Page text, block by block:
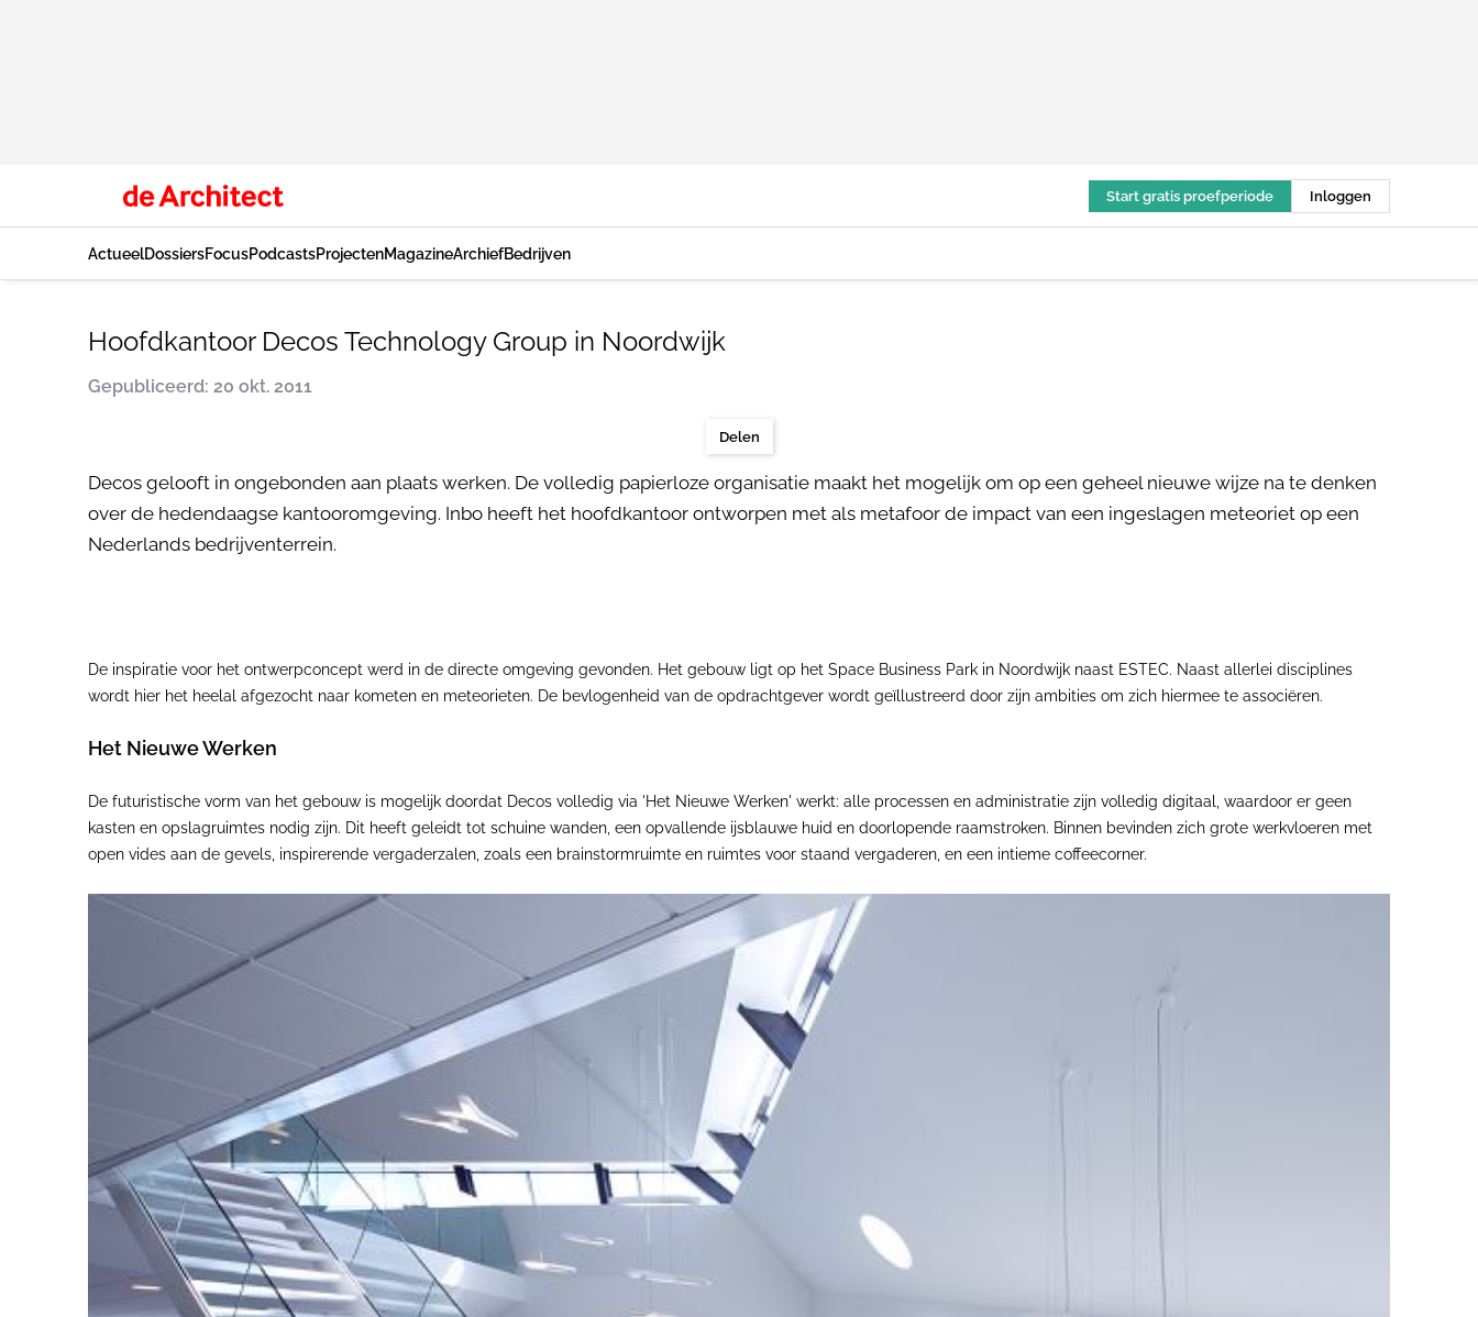
Start gratis proefperiode Inloggen
ActueelDossiersFocusPodcastsProjectenMagazineArchiefBedrijven
Hoofdkantoor Decos Technology Group in Noordwijk
Gepubliceerd: 20 okt. 2011
Delen
Decos gelooft in ongebonden aan plaats werken. De volledig papierloze organisatie maakt het mogelijk om op een geheel nieuwe wijze na te denken
over de hedendaagse kantooromgeving. Inbo heeft het hoofdkantoor ontworpen met als metafoor de impact van een ingeslagen meteoriet op een
Nederlands bedrijventerrein.
De inspiratie voor het ontwerpconcept werd in de directe omgeving gevonden. Het gebouw ligt op het Space Business Park in Noordwijk naast ESTEC. Naast allerlei disciplines
wordt hier het heelal afgezocht naar kometen en meteorieten. De bevlogenheid van de opdrachtgever wordt geïllustreerd door zijn ambities om zich hiermee te associëren.
Het Nieuwe Werken
De futuristische vorm van het gebouw is mogelijk doordat Decos volledig via 'Het Nieuwe Werken' werkt: alle processen en administratie zijn volledig digitaal, waardoor er geen
kasten en opslagruimtes nodig zijn. Dit heeft geleidt tot schuine wanden, een opvallende ijsblauwe huid en doorlopende raamstroken. Binnen bevinden zich grote werkvloeren met
open vides aan de gevels, inspirerende vergaderzalen, zoals een brainstormruimte en ruimtes voor staand vergaderen, en een intieme coffeecorner.